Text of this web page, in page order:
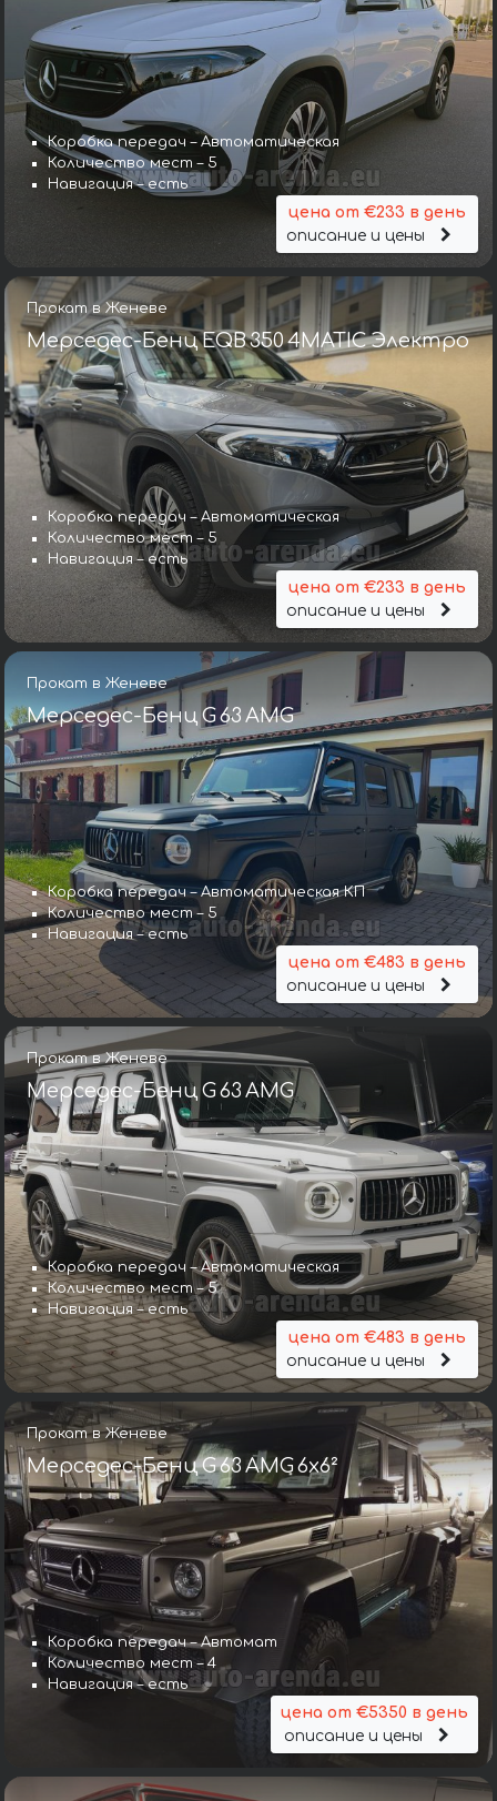
Коробка передач – Автоматическая
Количество мест – 5
Навигация – есть
цена от €233 в день
описание и цены
Прокат в Женеве
Мерседес-Бенц EQB 350 4MATIC Электро
Коробка передач – Автоматическая
Количество мест – 5
Навигация – есть
цена от €233 в день
описание и цены
Прокат в Женеве
Мерседес-Бенц G 63 AMG
Коробка передач – Автоматическая КП
Количество мест – 5
Навигация – есть
цена от €483 в день
описание и цены
Прокат в Женеве
Мерседес-Бенц G 63 AMG
Коробка передач – Автоматическая
Количество мест – 5
Навигация – есть
цена от €483 в день
описание и цены
Прокат в Женеве
Мерседес-Бенц G 63 AMG 6x6²
Коробка передач – Автомат
Количество мест – 4
Навигация – есть
цена от €5350 в день
описание и цены